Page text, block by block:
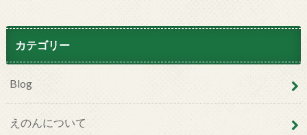
カテゴリー
Blog
えのんについて